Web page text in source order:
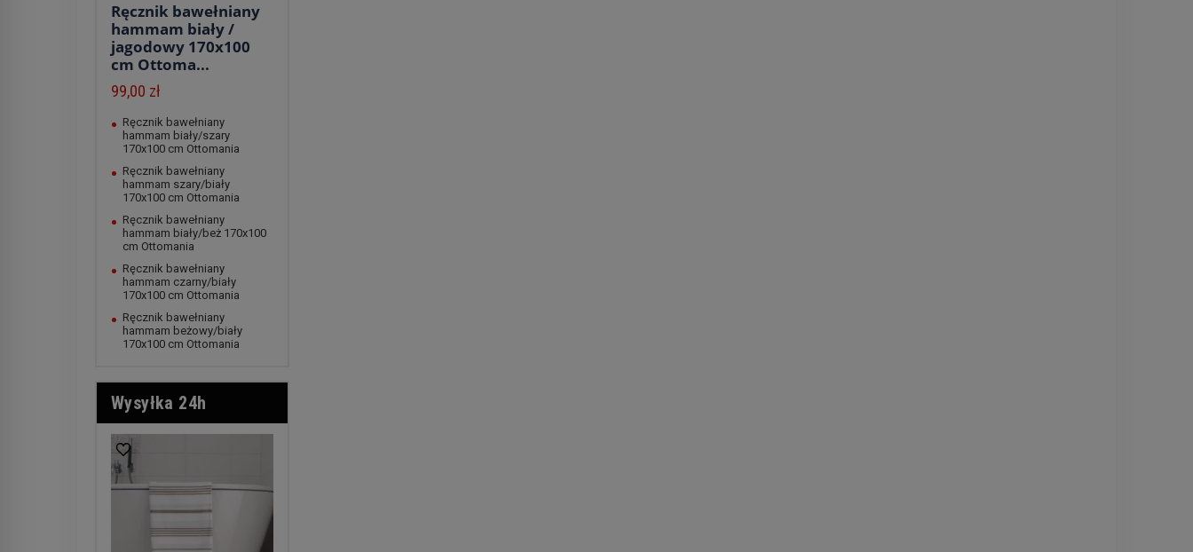
Ręcznik bawełniany
hammam biały /
jagodowy 170x100
cm Ottoma...
99,00 zł
Ręcznik bawełniany
hammam biały/szary
170x100 cm Ottomania
Ręcznik bawełniany
hammam szary/biały
170x100 cm Ottomania
Ręcznik bawełniany
hammam biały/beż 170x100
cm Ottomania
Ręcznik bawełniany
hammam czarny/biały
170x100 cm Ottomania
Ręcznik bawełniany
hammam beżowy/biały
170x100 cm Ottomania
Wysyłka 24h